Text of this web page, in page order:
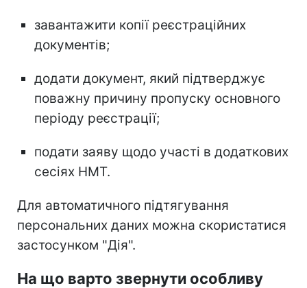
завантажити копії реєстраційних
документів;
додати документ, який підтверджує
поважну причину пропуску основного
періоду реєстрації;
подати заяву щодо участі в додаткових
сесіях НМТ.
Для автоматичного підтягування
персональних даних можна скористатися
застосунком "Дія".
На що варто звернути особливу